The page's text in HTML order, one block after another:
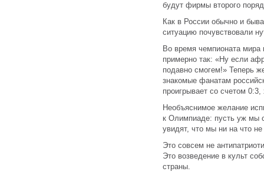
будут фирмы второго
Как в России обычно и
ситуацию почувствовали
Во время чемпионата
примерно так: «Ну если
подавно смогем!» Теперь
знакомые фанатам
проигрывает со счетом
Необъяснимое желание
к Олимпиаде: пусть уж мы
увидят, что мы ни на что
Это совсем не
Это возведение в культ
страны.